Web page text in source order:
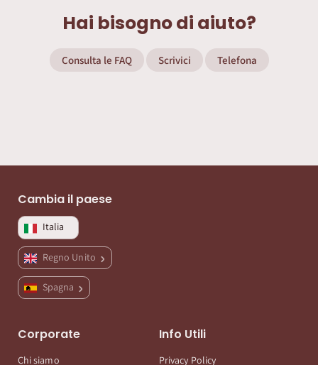
Hai bisogno di aiuto?
Consulta le FAQ Scrivici Telefona
Cambia il paese
Italia
Regno Unito
Spagna
Corporate
Chi siamo
Info Utili
Privacy Policy